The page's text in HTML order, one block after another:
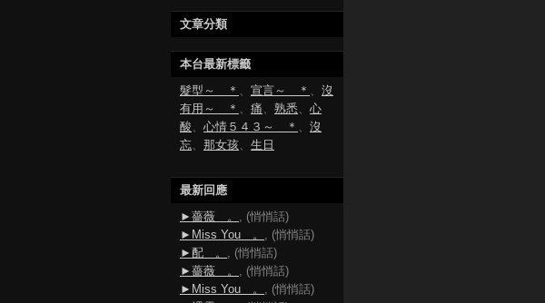
文章分類
本台最新標籤
髮型～ ＊ 、 宣言～ ＊ 、 沒
有用～ ＊ 、 痛、 熟悉、 心
酸、 心情５４３～ ＊ 、 沒
忘、 那女孩、 生日
最新回應
►薔薇 。 , (悄悄話)
►Miss You 。 , (悄悄話)
►配 。 , (悄悄話)
►薔薇 。 , (悄悄話)
►Miss You 。 , (悄悄話)